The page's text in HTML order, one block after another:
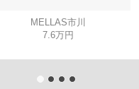
MELLAS市川
7.6万円